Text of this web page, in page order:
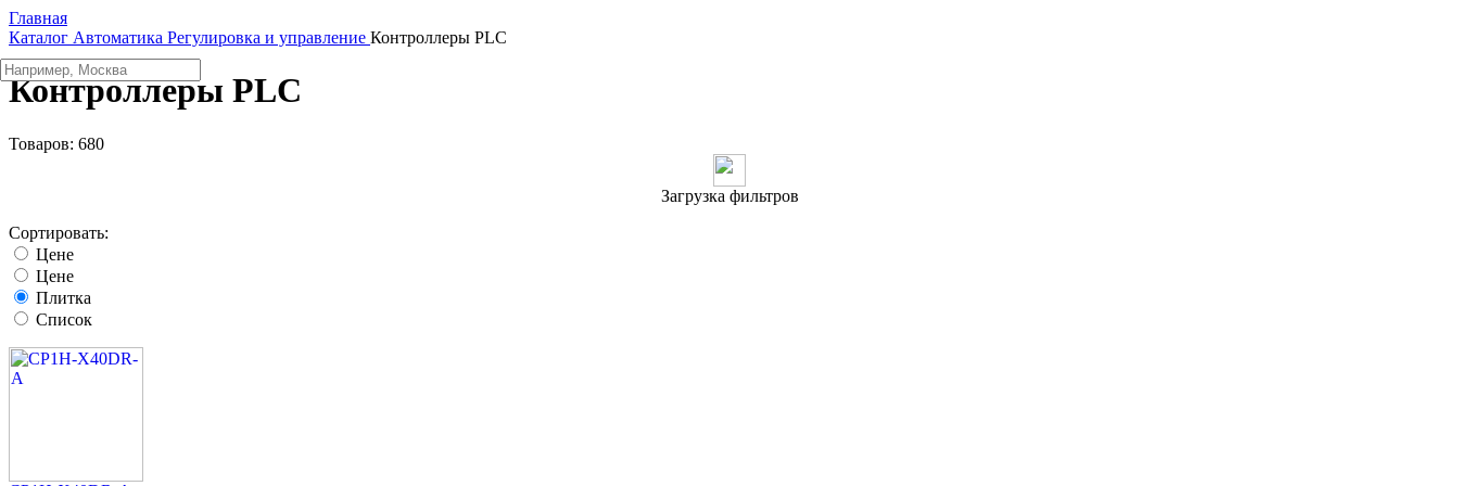
Главная
Каталог Автоматика Регулировка и управление Контроллеры PLC
Контроллеры PLC
Товаров: 680
Загрузка фильтров
Сортировать:
Цене
Цене
Плитка
Список